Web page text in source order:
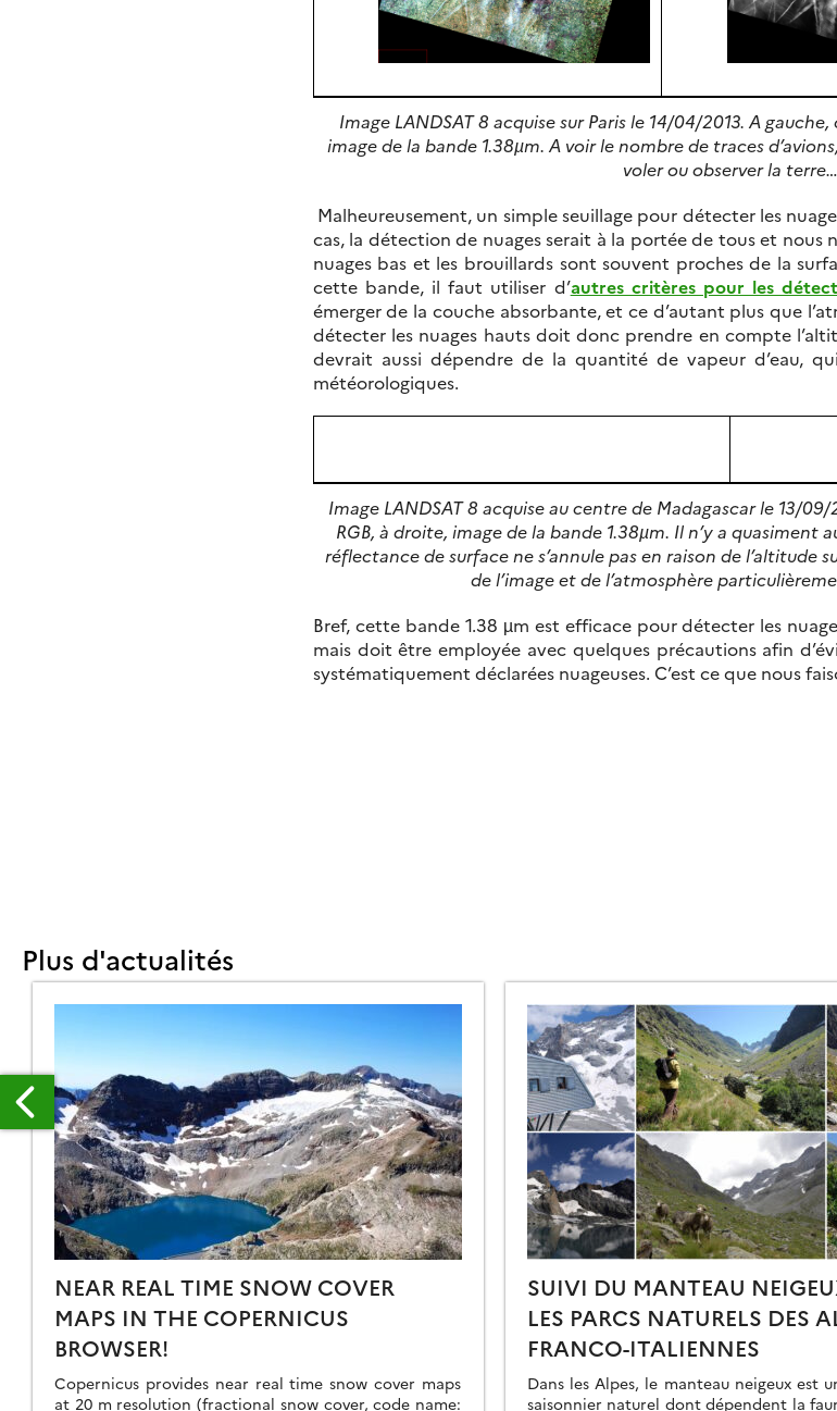
Image LANDSAT 8 acquise sur Paris le 14/04/2013. A
image de la bande 1.38µm. A voir le nombre de traces
voler ou observer la terre…
Malheureusement, un simple seuillage pour détecter les
cas, la détection de nuages serait à la portée de tous et nous
nuages bas et les brouillards sont souvent proches de la
cette bande, il faut utiliser d’autres critères pour les
émerger de la couche absorbante, et ce d’autant plus que
détecter les nuages hauts doit donc prendre en compte
devrait aussi dépendre de la quantité de vapeur d’eau,
météorologiques.
Image LANDSAT 8 acquise au centre de Madagascar le 13/
RGB, à droite, image de la bande 1.38µm. Il n’y a quasiment
réflectance de surface ne s’annule pas en raison de l’altitude
de l’image et de l’atmosphère
Bref, cette bande 1.38 µm est efficace pour détecter les
mais doit être employée avec quelques précautions afin
systématiquement déclarées nuageuses. C’est ce que nous
Plus d'actualités
NEAR REAL TIME SNOW COVER
MAPS IN THE COPERNICUS
BROWSER!
Copernicus provides near real time snow cover maps
at 20 m resolution (fractional snow cover, code name:
SUIVI DU MANTEAU
LES PARCS NATURELS DES
FRANCO-ITALIENNES
Dans les Alpes, le manteau neigeux est
saisonnier naturel dont dépendent la